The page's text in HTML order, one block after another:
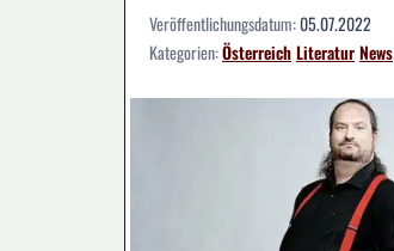
Veröffentlichungsdatum:05.07.2022
Kategorien:ÖsterreichLiteraturNews